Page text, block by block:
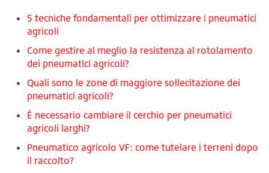
5 tecniche fondamentali per ottimizzare i pneumatici
agricoli
Come gestire al meglio la resistenza al rotolamento
dei pneumatici agricoli?
Quali sono le zone di maggiore sollecitazione dei
pneumatici agricoli?
È necessario cambiare il cerchio per pneumatici
agricoli larghi?
Pneumatico agricolo VF: come tutelare i terreni dopo
il raccolto?